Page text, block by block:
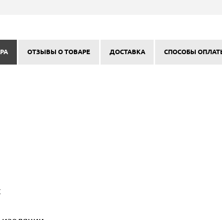
ОТЗЫВЫ О ТОВАРЕ ДОСТАВКА СПОСОБЫ